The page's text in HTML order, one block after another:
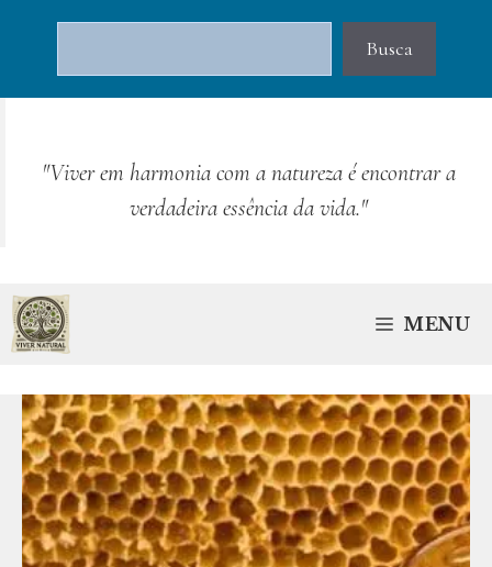
conteúdo
Busca
"Viver em harmonia com a natureza é encontrar a
verdadeira essência da vida."
MENU